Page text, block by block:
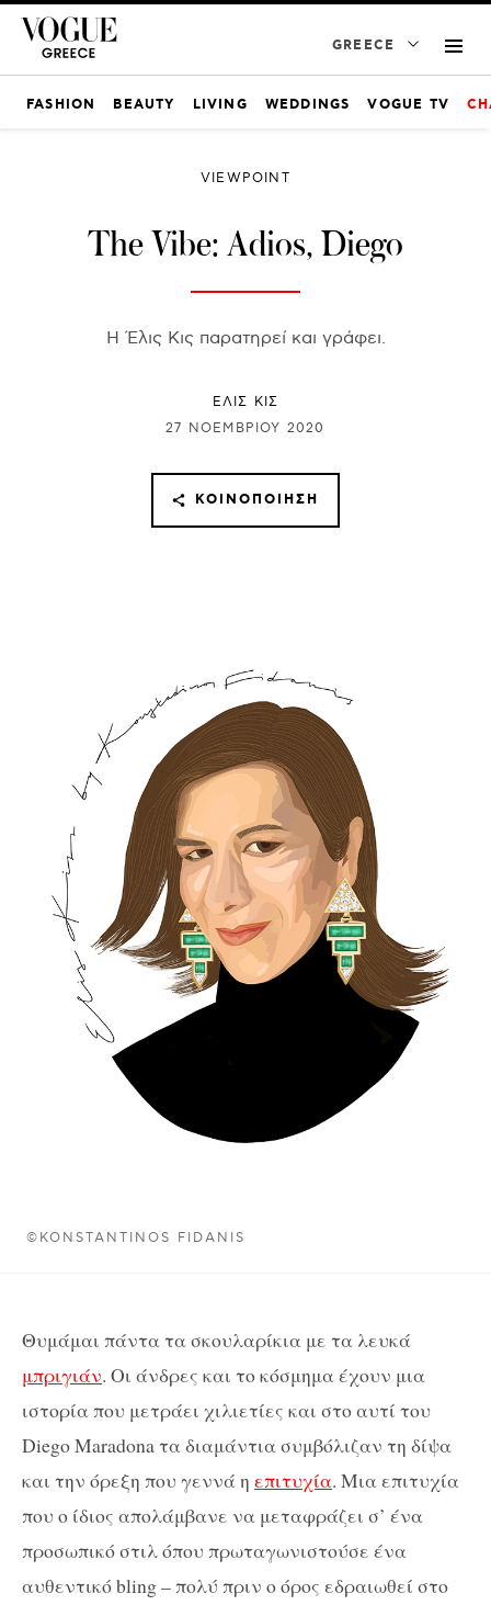
GREECE
FASHION BEAUTY LIVING WEDDINGS VOGUE TV
©KONSTANTINOS FIDANIS
VIEWPOINT
The Vibe: Adios, Diego
Η Έλις Κις παρατηρεί και γράφει.
ΕΛΙΣ ΚΙΣ
27 ΝΟΕΜΒΡΊΟΥ 2020
ΚΟΙΝΟΠΟΊΗΣΗ
Θυμάμαι πάντα τα σκουλαρίκια με τα λευκά
μπριγιάν. Οι άνδρες και το κόσμημα έχουν μια
ιστορία που μετράει χιλιετίες και στο αυτί του
Diego Maradona τα διαμάντια συμβόλιζαν τη δίψα
και την όρεξη που γεννά η επιτυχία. Μια επιτυχία
που ο ίδιος απολάμβανε να μεταφράζει σ’ ένα
προσωπικό στιλ όπου πρωταγωνιστούσε ένα
αυθεντικό bling – πολύ πριν ο όρος εδραιωθεί στο